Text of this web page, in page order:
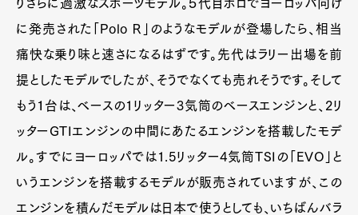
Pen Meet
Pen international Pen tw
りさらに過激なスポーツモデル。５代目ポロでヨーロッパ向け
に発売された「Polo Ｒ」のようなモデルが登場したら、相当
痛快な乗り味と速さになるはずです。先代はラリー出場を前
提としたモデルでしたが、そうでなくても売れそうです。そして
もう１台は、ベースの1リッター3気筒のベースエンジンと、2リ
ッターGTIエンジンの中間にあたるエンジンを搭載したモデ
ル。すでにヨーロッパでは1.5リッター4気筒TSIの「EVO」と
いうエンジンを搭載するモデルが販売されていますが、この
エンジンを積んだモデルは日本で使うとしても、いちばんバラ